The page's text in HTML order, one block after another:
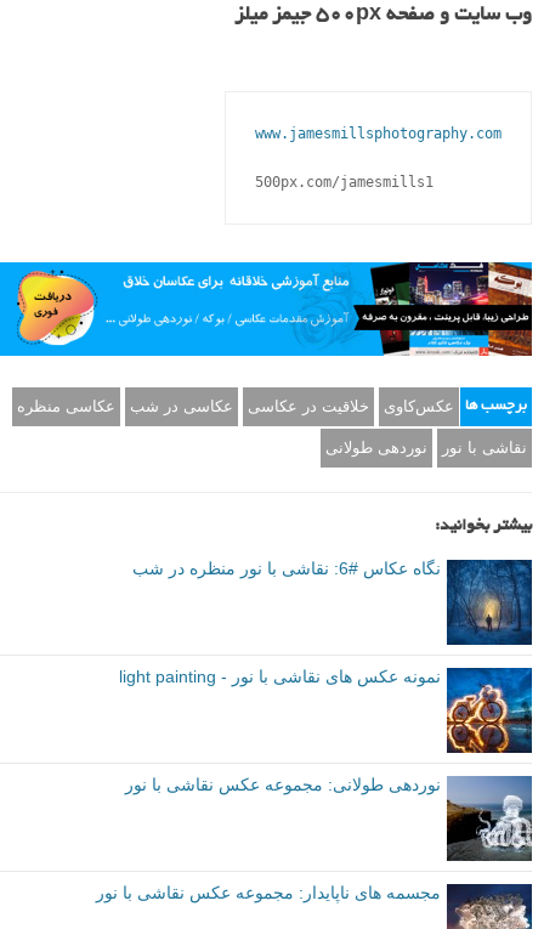
وب سایت و صفحه ۵۰۰px جیمز میلز
www.jamesmillsphotography.com
برچسب ها عکس‌کاوی خلاقیت در عکاسی عکاسی در شب عکاسی منظره
نقاشی با نور نوردهی طولانی
بیشتر بخوانید:
نگاه عکاس #6: نقاشی با نور منظره در شب
نمونه عکس های نقاشی با نور - light painting
نوردهی طولانی: مجموعه عکس نقاشی با نور
مجسمه های ناپایدار: مجموعه عکس نقاشی با نور